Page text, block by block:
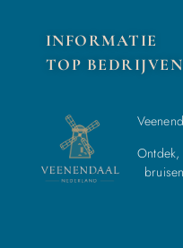
INFORMATIE
TOP BEDRIJVEN
Ontdek,